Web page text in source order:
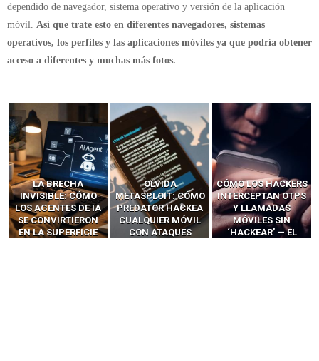
dependido de navegador, sistema operativo y versión de la aplicación
móvil. Así que trate esto en diferentes navegadores, sistemas
operativos, los perfiles y las aplicaciones móviles ya que podría obtener
acceso a diferentes y muchas más fotos.
OLVIDA
METASPLOIT: CÓMO
PREDATOR HACKEA
CUALQUIER MÓVIL
CON ATAQUES
CÓMO LOS HACKERS
INTERCEPTAN OTPS
Y LLAMADAS
MÓVILES SIN
‘HACKEAR’ — EL
13 TÉCNICAS
RIDÍCULAMENTE
FÁCILES PARA
HACKEAR Y
EXPLOTAR